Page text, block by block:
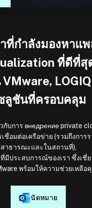
ที่กำลังมองหาแ
ที่ดีที่สุ
ลูชันที่ครอบคลุม
บการ внедрение private
ชื่อมต่อเครือข่าย (รวมถึงการ
สาธารณะและในสถานที่),
มีประสบการณ์ของเรา ซึ่งเชี่
พร้อมให้ความช่วยเหลือ
นัดหมาย